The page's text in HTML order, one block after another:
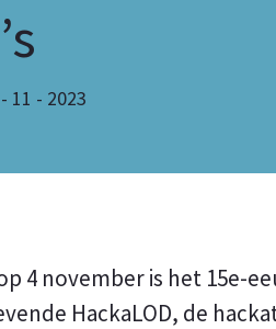
11 - 2023
4 november is het 15e-
HackaLOD, de